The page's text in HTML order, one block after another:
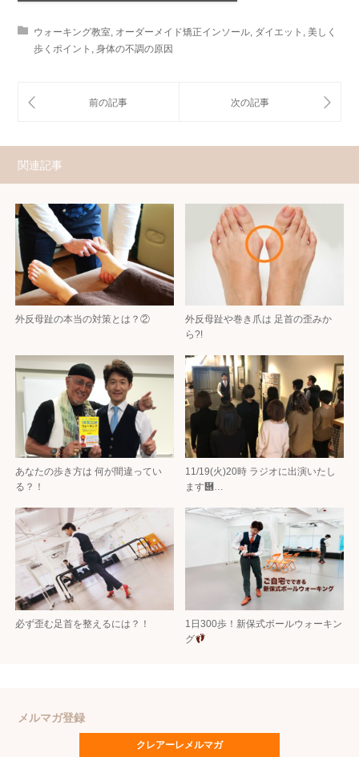
ウォーキング教室, オーダーメイド矯正インソール, ダイエット , 美しく
歩くポイント , 身体の不調の原因
関連記事
外反母趾の本当の対策とは？②
外反母趾や巻き爪は 足首の歪みか
ら?!
あなたの歩き方は 何が間違ってい
る？！
11/19(火)20時 ラジオに出演いたし
ます὆…
必ず歪む足首を整えるには？！
1日300歩！新保式ボールウォーキン
グ
メルマガ登録
クレアーレメルマガ